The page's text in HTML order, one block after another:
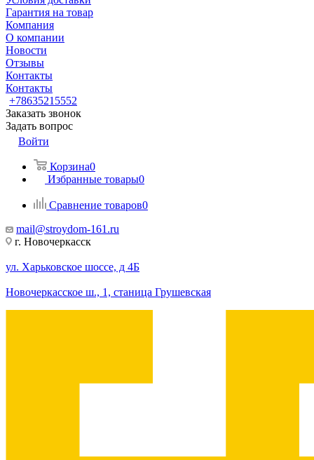
Гарантия на товар
Компания
О компании
Новости
Отзывы
Контакты
Контакты
+78635215552
Заказать звонок
Задать вопрос
Войти
Корзина0
Избранные товары0
Сравнение товаров0
mail@stroydom-161.ru
г. Новочеркасск
ул. Харьковское шоссе, д 4Б
Новочеркасское ш., 1, станица Грушевская